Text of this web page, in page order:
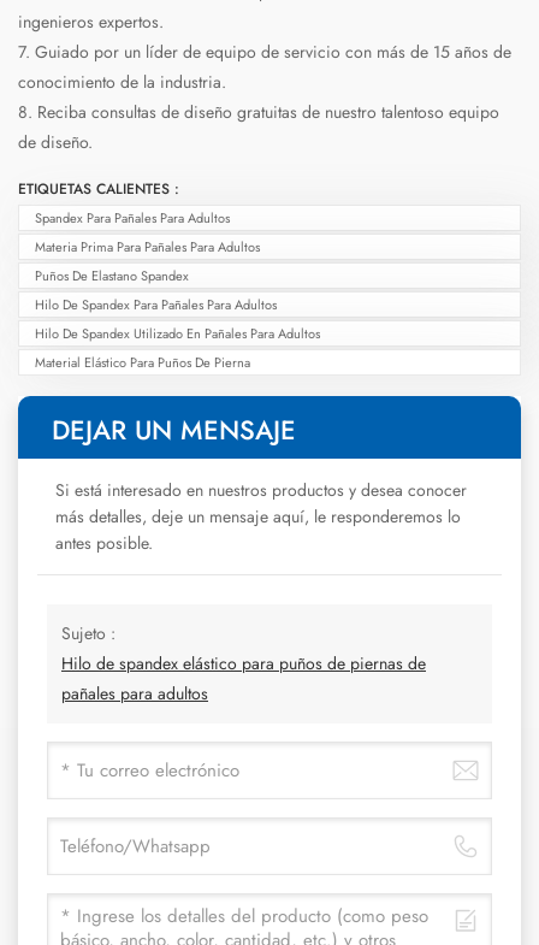
ingenieros expertos.
7. Guiado por un líder de equipo de servicio con más de 15 años de
conocimiento de la industria.
8. Reciba consultas de diseño gratuitas de nuestro talentoso equipo
de diseño.
ETIQUETAS CALIENTES :
Spandex Para Pañales Para Adultos
Materia Prima Para Pañales Para Adultos
Puños De Elastano Spandex
Hilo De Spandex Para Pañales Para Adultos
Hilo De Spandex Utilizado En Pañales Para Adultos
Material Elástico Para Puños De Pierna
DEJAR UN MENSAJE
Si está interesado en nuestros productos y desea conocer
más detalles, deje un mensaje aquí, le responderemos lo
antes posible.
Sujeto :
Hilo de spandex elástico para puños de piernas de
pañales para adultos